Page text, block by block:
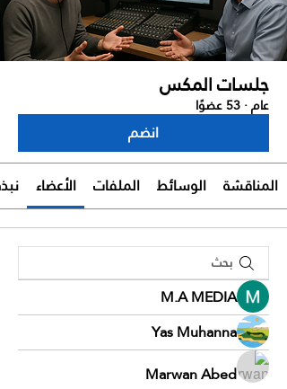
جلسات المكس
عام·53 عضوًا
انضم
المناقشة
الوسائط الملفات الأعضاء
M.A MEDIA
Yas Muhanna
Marwan Abed